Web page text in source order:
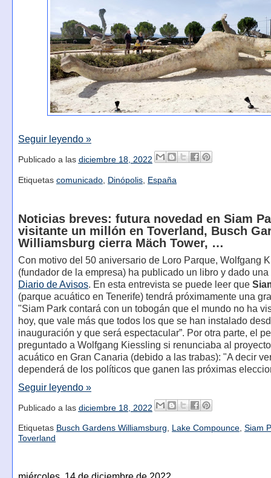
Seguir leyendo »
Publicado a las diciembre 18, 2022
Etiquetas comunicado, Dinópolis, España
Noticias breves: futura novedad en Siam
visitante un millón en Toverland, Busch
Williamsburg cierra Mäch Tower, …
Con motivo del 50 aniversario de Loro Parque, Wolfgang
(fundador de la empresa) ha publicado un libro y dado
Diario de Avisos. En esta entrevista se puede leer que
(parque acuático en Tenerife) tendrá próximamente una
"Siam Park contará con un tobogán que el mundo no ha
hoy, que vale más que todos los que se han instalado
inauguración y que será espectacular”. Por otra parte, el
preguntado a Wolfgang Kiessling si renunciaba al
acuático en Gran Canaria (debido a las trabas): "A decir
dependerá de los políticos que ganen las próximas
Seguir leyendo »
Publicado a las diciembre 18, 2022
Etiquetas Busch Gardens Williamsburg, Lake Compounce, Siam
Toverland